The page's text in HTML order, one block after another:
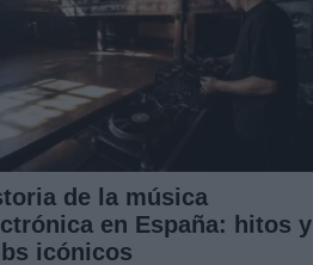
de la música
en España: hitos y
icónicos